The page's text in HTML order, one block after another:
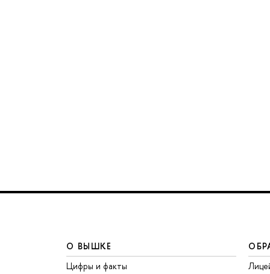
О ВЫШКЕ
Цифры и факты